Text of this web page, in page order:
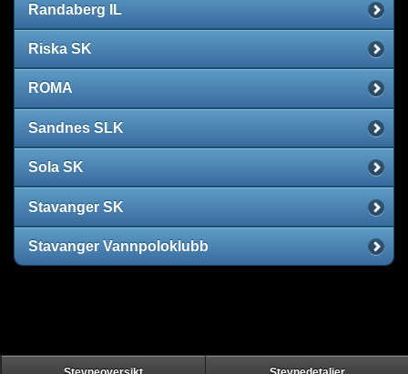
Randaberg IL
Riska SK
ROMA
Sandnes SLK
Sola SK
Stavanger SK
Stavanger Vannpoloklubb